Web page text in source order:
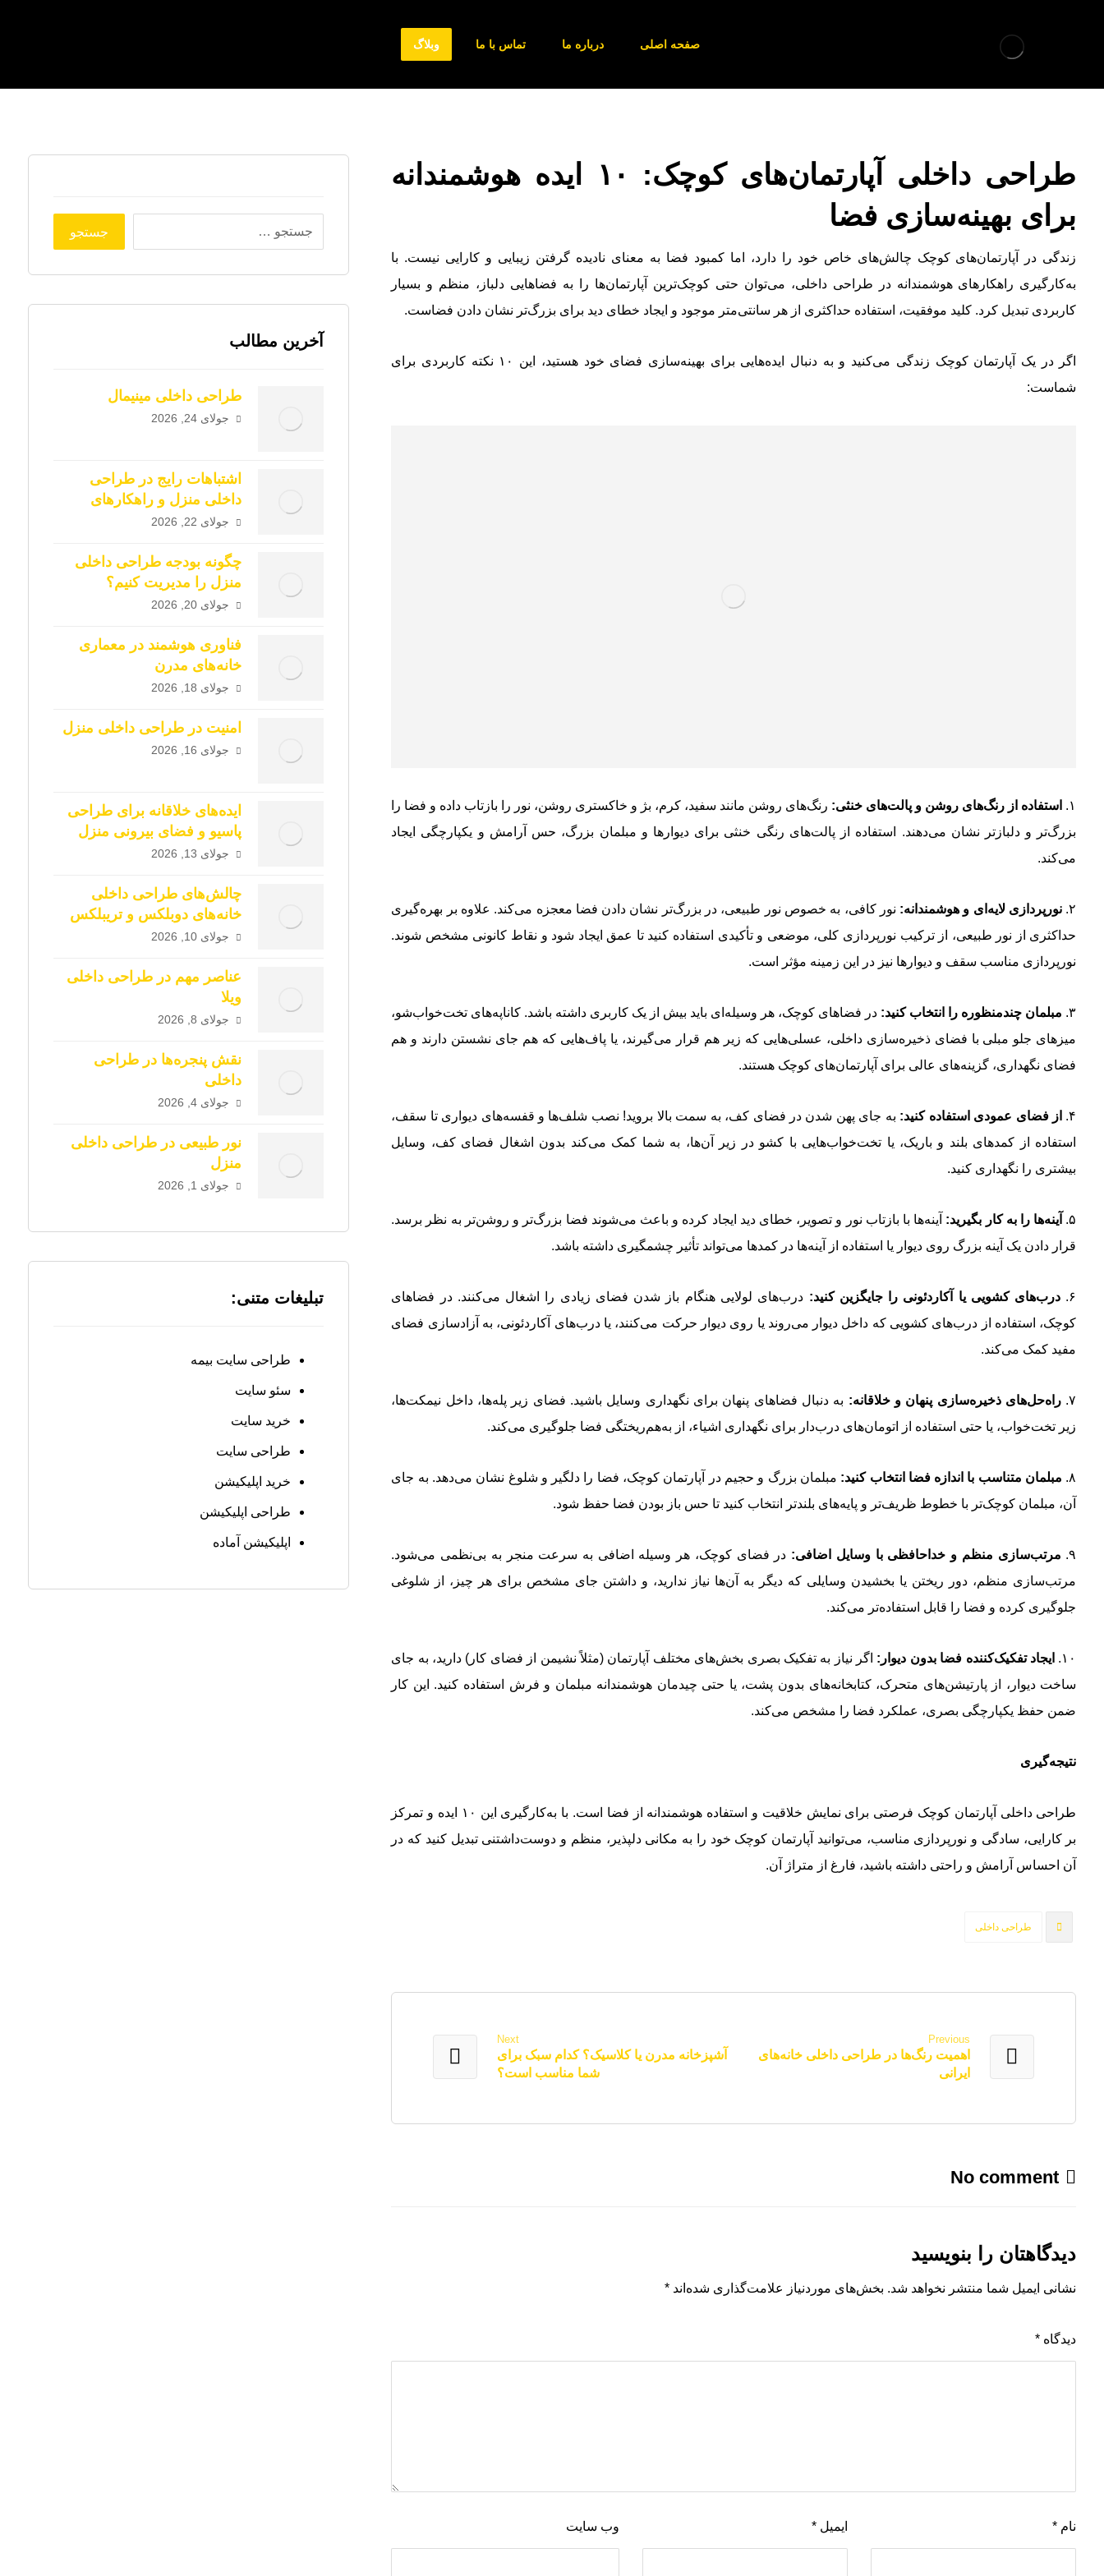
صفحه اصلی درباره ما تماس با ما وبلاگ
طراحی داخلی آپارتمان‌های کوچک: ۱۰ ایده هوشمندانه
برای بهینه‌سازی فضا
زندگی در آپارتمان‌های کوچک چالش‌های خاص خود را دارد، اما کمبود فضا به معنای نادیده گرفتن زیبایی و کارایی نیست. با
به‌کارگیری راهکارهای هوشمندانه در طراحی داخلی، می‌توان حتی کوچک‌ترین آپارتمان‌ها را به فضاهایی دلباز، منظم و بسیار
کاربردی تبدیل کرد. کلید موفقیت، استفاده حداکثری از هر سانتی‌متر موجود و ایجاد خطای دید برای بزرگ‌تر نشان دادن فضاست.
اگر در یک آپارتمان کوچک زندگی می‌کنید و به دنبال ایده‌هایی برای بهینه‌سازی فضای خود هستید، این ۱۰ نکته کاربردی برای
شماست:
۱. استفاده از رنگ‌های روشن و پالت‌های خنثی: رنگ‌های روشن مانند سفید، کرم، بژ و خاکستری روشن، نور را بازتاب داده و فضا را
بزرگ‌تر و دلبازتر نشان می‌دهند. استفاده از پالت‌های رنگی خنثی برای دیوارها و مبلمان بزرگ، حس آرامش و یکپارچگی ایجاد
می‌کند.
۲. نورپردازی لایه‌ای و هوشمندانه: نور کافی، به خصوص نور طبیعی، در بزرگ‌تر نشان دادن فضا معجزه می‌کند. علاوه بر بهره‌گیری
حداکثری از نور طبیعی، از ترکیب نورپردازی کلی، موضعی و تأکیدی استفاده کنید تا عمق ایجاد شود و نقاط کانونی مشخص شوند.
نورپردازی مناسب سقف و دیوارها نیز در این زمینه مؤثر است.
۳. مبلمان چندمنظوره را انتخاب کنید: در فضاهای کوچک، هر وسیله‌ای باید بیش از یک کاربری داشته باشد. کاناپه‌های تخت‌خواب‌شو،
میزهای جلو مبلی با فضای ذخیره‌سازی داخلی، عسلی‌هایی که زیر هم قرار می‌گیرند، یا پاف‌هایی که هم جای نشستن دارند و هم
فضای نگهداری، گزینه‌های عالی برای آپارتمان‌های کوچک هستند.
۴. از فضای عمودی استفاده کنید: به جای پهن شدن در فضای کف، به سمت بالا بروید! نصب شلف‌ها و قفسه‌های دیواری تا سقف،
استفاده از کمدهای بلند و باریک، یا تخت‌خواب‌هایی با کشو در زیر آن‌ها، به شما کمک می‌کند بدون اشغال فضای کف، وسایل
بیشتری را نگهداری کنید.
۵. آینه‌ها را به کار بگیرید: آینه‌ها با بازتاب نور و تصویر، خطای دید ایجاد کرده و باعث می‌شوند فضا بزرگ‌تر و روشن‌تر به نظر برسد.
قرار دادن یک آینه بزرگ روی دیوار یا استفاده از آینه‌ها در کمدها می‌تواند تأثیر چشمگیری داشته باشد.
۶. درب‌های کشویی یا آکاردئونی را جایگزین کنید: درب‌های لولایی هنگام باز شدن فضای زیادی را اشغال می‌کنند. در فضاهای
کوچک، استفاده از درب‌های کشویی که داخل دیوار می‌روند یا روی دیوار حرکت می‌کنند، یا درب‌های آکاردئونی، به آزادسازی فضای
مفید کمک می‌کند.
۷. راه‌حل‌های ذخیره‌سازی پنهان و خلاقانه: به دنبال فضاهای پنهان برای نگهداری وسایل باشید. فضای زیر پله‌ها، داخل نیمکت‌ها،
زیر تخت‌خواب، یا حتی استفاده از اتومان‌های درب‌دار برای نگهداری اشیاء، از به‌هم‌ریختگی فضا جلوگیری می‌کند.
۸. مبلمان متناسب با اندازه فضا انتخاب کنید: مبلمان بزرگ و حجیم در آپارتمان کوچک، فضا را دلگیر و شلوغ نشان می‌دهد. به جای
آن، مبلمان کوچک‌تر با خطوط ظریف‌تر و پایه‌های بلندتر انتخاب کنید تا حس باز بودن فضا حفظ شود.
۹. مرتب‌سازی منظم و خداحافظی با وسایل اضافی: در فضای کوچک، هر وسیله اضافی به سرعت منجر به بی‌نظمی می‌شود.
مرتب‌سازی منظم، دور ریختن یا بخشیدن وسایلی که دیگر به آن‌ها نیاز ندارید، و داشتن جای مشخص برای هر چیز، از شلوغی
جلوگیری کرده و فضا را قابل استفاده‌تر می‌کند.
۱۰. ایجاد تفکیک‌کننده فضا بدون دیوار: اگر نیاز به تفکیک بصری بخش‌های مختلف آپارتمان (مثلاً نشیمن از فضای کار) دارید، به جای
ساخت دیوار، از پارتیشن‌های متحرک، کتابخانه‌های بدون پشت، یا حتی چیدمان هوشمندانه مبلمان و فرش استفاده کنید. این کار
ضمن حفظ یکپارچگی بصری، عملکرد فضا را مشخص می‌کند.
نتیجه‌گیری
طراحی داخلی آپارتمان کوچک فرصتی برای نمایش خلاقیت و استفاده هوشمندانه از فضا است. با به‌کارگیری این ۱۰ ایده و تمرکز
بر کارایی، سادگی و نورپردازی مناسب، می‌توانید آپارتمان کوچک خود را به مکانی دلپذیر، منظم و دوست‌داشتنی تبدیل کنید که در
آن احساس آرامش و راحتی داشته باشید، فارغ از متراژ آن.
طراحی داخلی
Previous
اهمیت رنگ‌ها در طراحی داخلی خانه‌های
ایرانی
Next
آشپزخانه مدرن یا کلاسیک؟ کدام سبک برای
شما مناسب است؟
No comment
دیدگاهتان را بنویسید
نشانی ایمیل شما منتشر نخواهد شد. بخش‌های موردنیاز علامت‌گذاری شده‌اند *
دیدگاه *
نام * ایمیل * وب‌ سایت
آخرین مطالب
طراحی داخلی مینیمال
جولای 24, 2026
اشتباهات رایج در طراحی
داخلی منزل و راهکارهای
اجتناب از آن‌ها
جولای 22, 2026
چگونه بودجه طراحی داخلی
منزل را مدیریت کنیم؟
جولای 20, 2026
فناوری هوشمند در معماری
خانه‌های مدرن
جولای 18, 2026
امنیت در طراحی داخلی منزل
جولای 16, 2026
ایده‌های خلاقانه برای طراحی
پاسیو و فضای بیرونی منزل
جولای 13, 2026
چالش‌های طراحی داخلی
خانه‌های دوبلکس و تریبلکس
جولای 10, 2026
عناصر مهم در طراحی داخلی
ویلا
جولای 8, 2026
نقش پنجره‌ها در طراحی
داخلی
جولای 4, 2026
نور طبیعی در طراحی داخلی
منزل
جولای 1, 2026
تبلیغات متنی:
طراحی سایت بیمه
سئو سایت
خرید سایت
طراحی سایت
خرید اپلیکیشن
طراحی اپلیکیشن
اپلیکیشن آماده